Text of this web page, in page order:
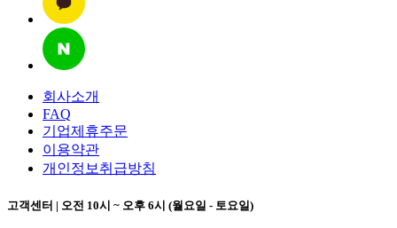
회사소개
FAQ
기업제휴주문
이용약관
개인정보취급방침
고객센터 | 오전 10시 ~ 오후 6시 (월요일 - 토요일)